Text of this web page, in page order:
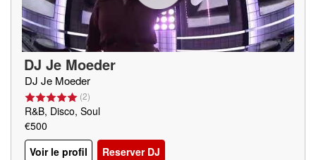
DJ Je Moeder
DJ Je Moeder
(2)
R&B, Disco, Soul
€500
Voir le profil
Reserver DJ